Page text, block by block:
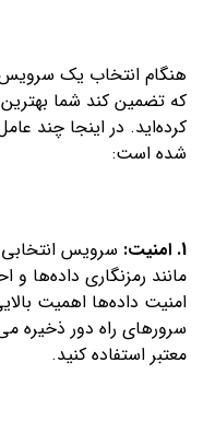
هنگام انتخاب یک سرویس
که تضمین کند شما
کرده‌اید. در اینجا چند
شده است:
1. امنیت:
سرویس انتخابی
مانند رمزنگاری داده‌ها و
امنیت داده‌ها اهمیت
سرورهای راه دور ذخیره
معتبر استفاده کنید.